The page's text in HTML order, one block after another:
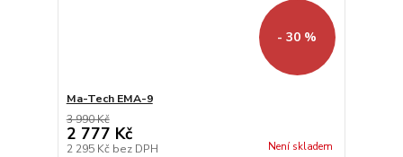
- 30 %
Ma-Tech EMA-9
3 990 Kč
2 777 Kč
2 295 Kč bez DPH Není skladem